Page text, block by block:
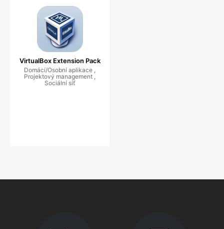
VirtualBox Extension Pack
Domácí/Osobní aplikace ,
Projektový management ,
Sociální síť